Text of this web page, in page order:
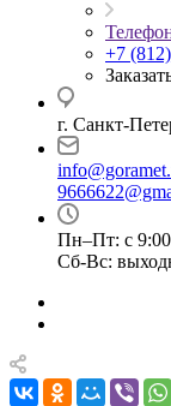
+7
г. Санкт-
Пн–Пт: с
Сб-Вс: